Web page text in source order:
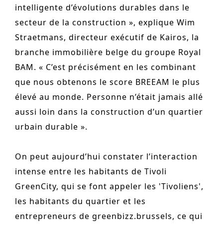
intelligente d’évolutions durables dans le
secteur de la construction », explique Wim
Straetmans, directeur exécutif de Kairos, la
branche immobilière belge du groupe Royal
BAM. « C’est précisément en les combinant
que nous obtenons le score BREEAM le plus
élevé au monde. Personne n’était jamais allé
aussi loin dans la construction d’un quartier
urbain durable ».
On peut aujourd’hui constater l’interaction
intense entre les habitants de Tivoli
GreenCity, qui se font appeler les 'Tivoliens',
les habitants du quartier et les
entrepreneurs de greenbizz.brussels, ce qui